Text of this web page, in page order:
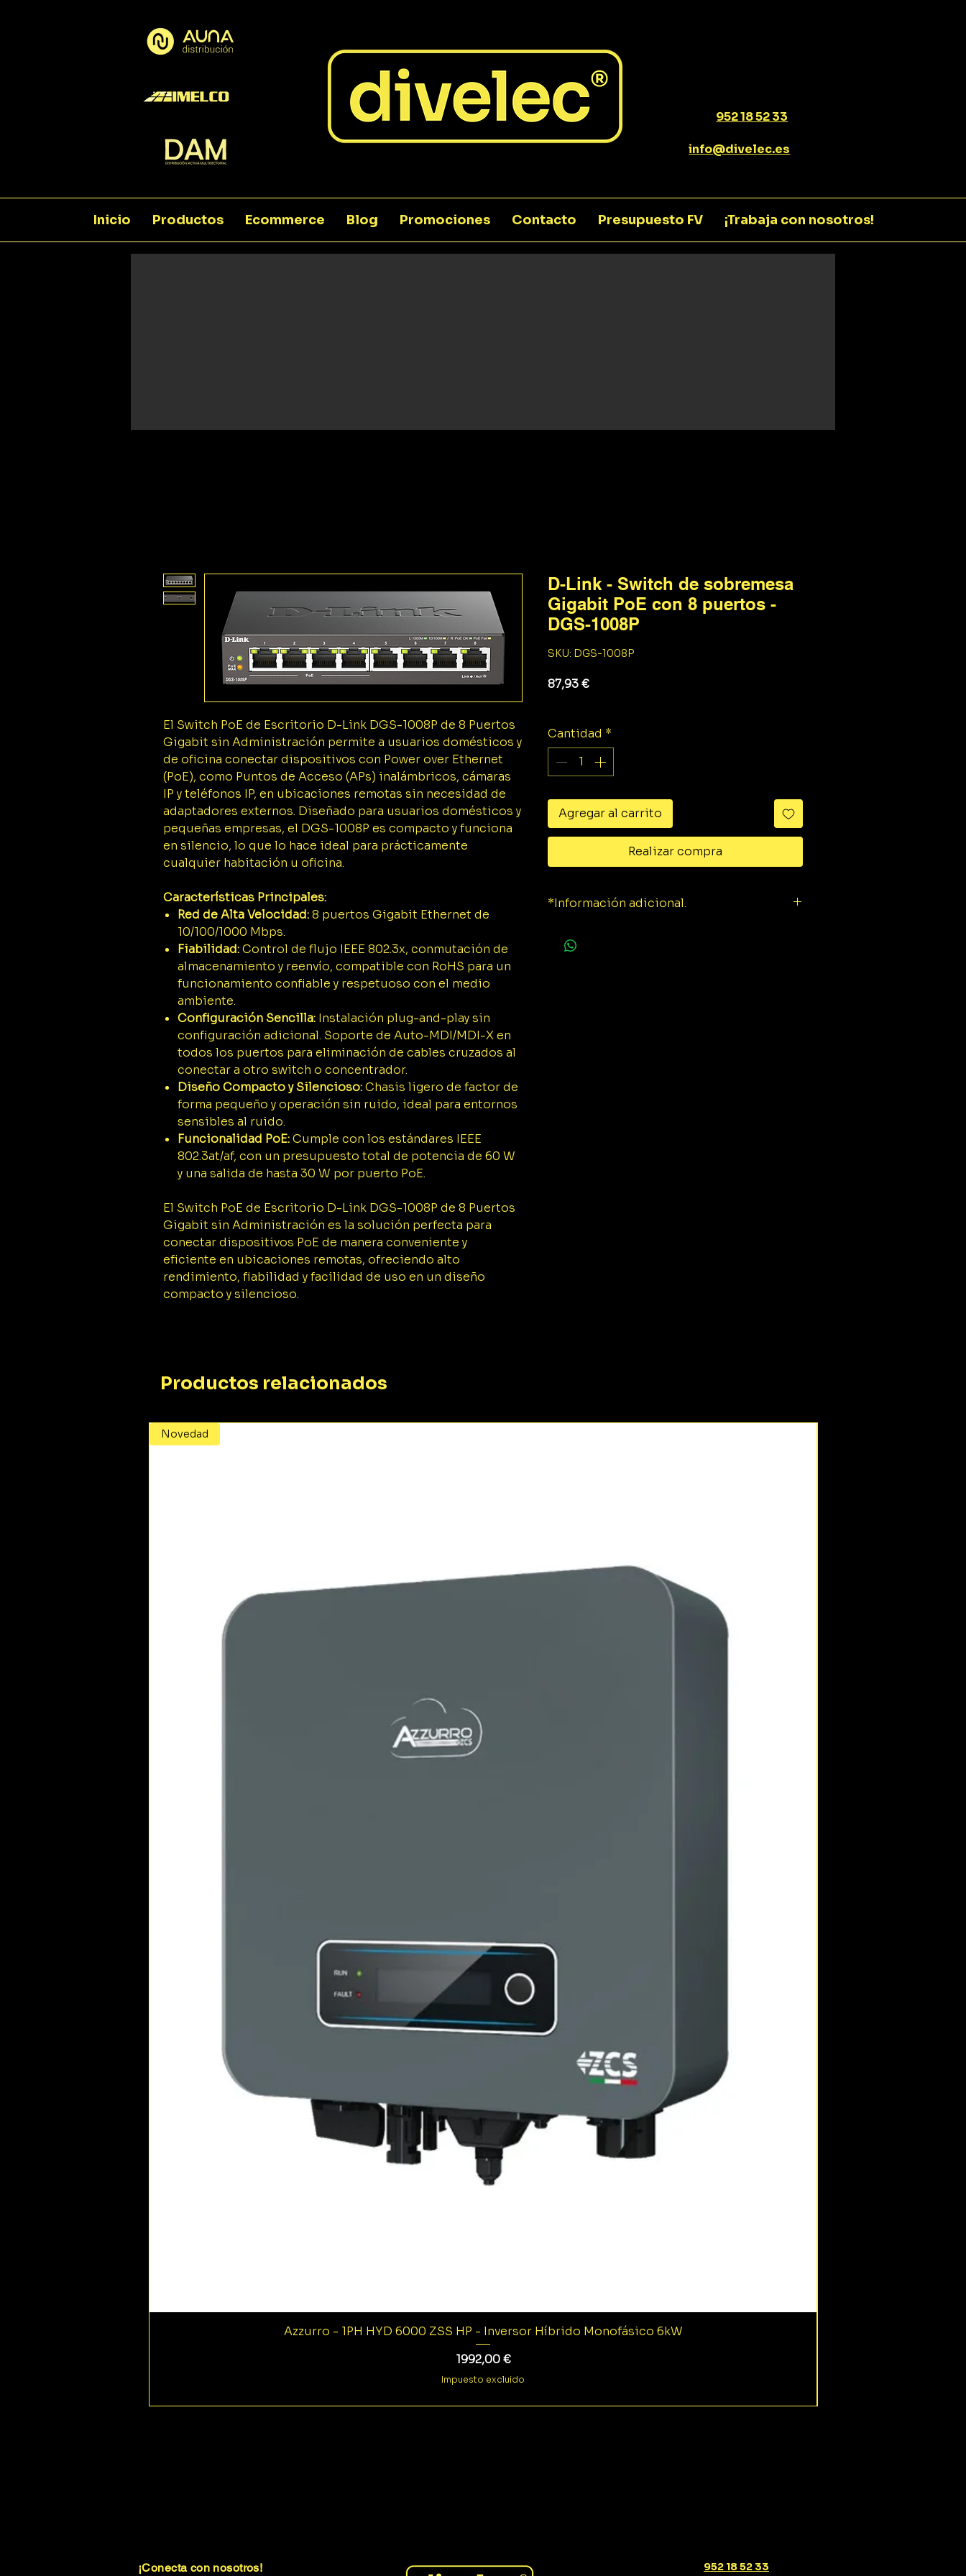
952 18 52 33
info@divelec.es
Inicio Productos Ecommerce Blog Promociones Contacto Presupuesto FV ¡Trabaja con nosotros!
El Switch PoE de Escritorio D-Link DGS-1008P de 8 Puertos
Gigabit sin Administración permite a usuarios domésticos y
de oficina conectar dispositivos con Power over Ethernet
(PoE), como Puntos de Acceso (APs) inalámbricos, cámaras
IP y teléfonos IP, en ubicaciones remotas sin necesidad de
adaptadores externos. Diseñado para usuarios domésticos y
pequeñas empresas, el DGS-1008P es compacto y funciona
en silencio, lo que lo hace ideal para prácticamente
cualquier habitación u oficina.
Características Principales:
Red de Alta Velocidad:8 puertos Gigabit Ethernet de
10/100/1000 Mbps.
Fiabilidad:Control de flujo IEEE 802.3x, conmutación de
almacenamiento y reenvío, compatible con RoHS para un
funcionamiento confiable y respetuoso con el medio
ambiente.
Configuración Sencilla: Instalación plug-and-play sin
configuración adicional. Soporte de Auto-MDI/MDI-X en
todos los puertos para eliminación de cables cruzados al
conectar a otro switch o concentrador.
Diseño Compacto y Silencioso:Chasis ligero de factor de
forma pequeño y operación sin ruido, ideal para entornos
sensibles al ruido.
Funcionalidad PoE:Cumple con los estándares IEEE
802.3at/af, con un presupuesto total de potencia de 60 W
y una salida de hasta 30 W por puerto PoE.
El Switch PoE de Escritorio D-Link DGS-1008P de 8 Puertos
Gigabit sin Administración es la solución perfecta para
conectar dispositivos PoE de manera conveniente y
eficiente en ubicaciones remotas, ofreciendo alto
rendimiento, fiabilidad y facilidad de uso en un diseño
compacto y silencioso.
D-Link - Switch de sobremesa
Gigabit PoE con 8 puertos -
DGS-1008P
SKU: DGS-1008P
87,93 €Precio
Cantidad *
Agregar al carrito
Realizar compra
*Información adicional.
Productos relacionados
Novedad
Azzurro - 1PH HYD 6000 ZSS HP - Inversor Híbrido Monofásico 6kW
Precio
1992,00 €
Impuesto excluido
¡Conecta con nosotros! 952 18 52 33